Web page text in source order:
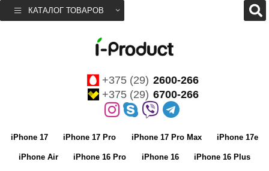
КАТАЛОГ ТОВАРОВ
+375 (29) 2600-266
+375 (29) 6700-266
iPhone 17 iPhone 17 Pro iPhone 17 Pro Max iPhone 17e
iPhone Air iPhone 16 Pro iPhone 16 iPhone 16 Plus